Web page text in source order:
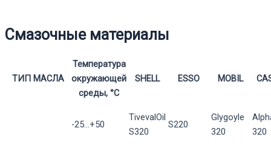
Смазочные материалы
ТИП МАСЛА
Температура
окружающей
среды, °С
SHELL ESSO MOBIL
-25...+50
TivevalOil
S320
S220
Glygoyle
320
320